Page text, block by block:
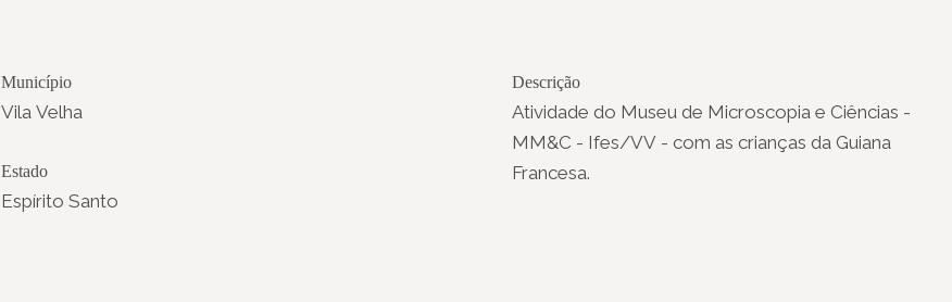
Município
Vila Velha
Estado
Espírito Santo
Descrição
Atividade do Museu de Microscopia e Ciências -
MM&C - Ifes/VV - com as crianças da Guiana
Francesa.